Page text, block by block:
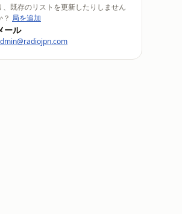
、既存のリストを更新したりしません
？ 局を追加
ール